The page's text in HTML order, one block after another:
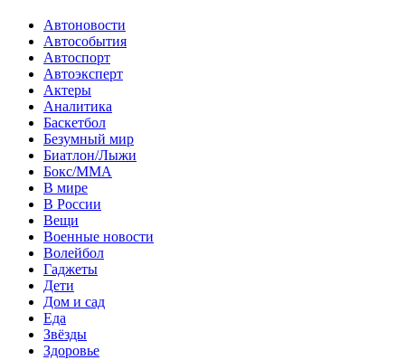
Автоновости
Автособытия
Автоспорт
Автоэксперт
Актеры
Аналитика
Баскетбол
Безумный мир
Биатлон/Лыжи
Бокс/MMA
В мире
В России
Вещи
Военные новости
Волейбол
Гаджеты
Дети
Дом и сад
Еда
Звёзды
Здоровье